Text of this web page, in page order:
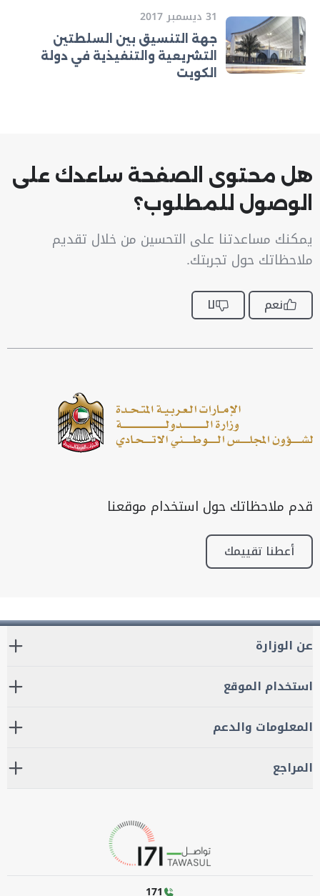
31 ديسمبر 2017
جهة التنسيق بين السلطتين
التشريعية والتنفيذية في دولة
الكويت
هل محتوى الصفحة ساعدك على
الوصول للمطلوب؟
يمكنك مساعدتنا على التحسين من خلال تقديم
ملاحظاتك حول تجربتك.
نعم لا
قدم ملاحظاتك حول استخدام موقعنا
أعطنا تقييمك
عن الوزارة
استخدام الموقع
المعلومات والدعم
المراجع